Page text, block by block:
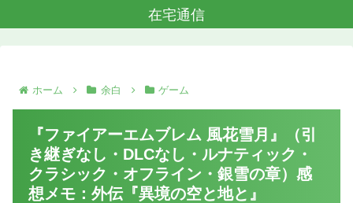
在宅通信
ホーム 余白 ゲーム
『ファイアーエムブレム 風花雪月』（引
き継ぎなし・DLCなし・ルナティック・
クラシック・オフライン・銀雪の章）感
想メモ：外伝『異境の空と地と』